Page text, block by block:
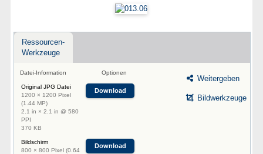
Ressourcen-
Werkzeuge
Datei-Information Optionen
Original JPG Datei
1200 × 1200 Pixel
(1.44 MP)
2.1 in × 2.1 in @ 580
PPI
370 KB
Download
Bildschirm
800 × 800 Pixel (0.64
Download
Weitergeben
Bildwerkzeuge